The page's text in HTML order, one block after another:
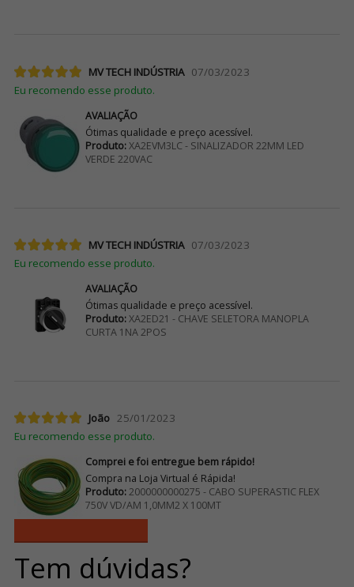
MV TECH INDÚSTRIA 07/03/2023
Eu recomendo esse produto.
AVALIAÇÃO
Ótimas qualidade e preço acessível.
Produto:XA2EVM3LC - SINALIZADOR 22MM LED
VERDE 220VAC
MV TECH INDÚSTRIA 07/03/2023
Eu recomendo esse produto.
AVALIAÇÃO
Ótimas qualidade e preço acessível.
Produto:XA2ED21 - CHAVE SELETORA MANOPLA
CURTA 1NA 2POS
João 25/01/2023
Eu recomendo esse produto.
Comprei e foi entregue bem rápido!
Compra na Loja Virtual é Rápida!
Produto:2000000000275 - CABO SUPERASTIC FLEX
750V VD/AM 1,0MM2 X 100MT
Tem dúvidas?